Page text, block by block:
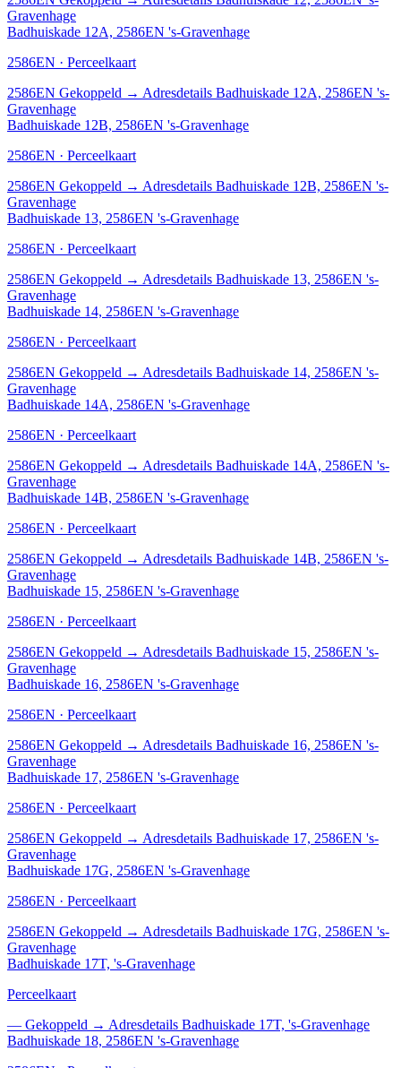
Gravenhage
Badhuiskade 12A, 2586EN 's-Gravenhage
2586EN · Perceelkaart
2586EN Gekoppeld → Adresdetails Badhuiskade 12A, 2586EN 's-
Gravenhage
Badhuiskade 12B, 2586EN 's-Gravenhage
2586EN · Perceelkaart
2586EN Gekoppeld → Adresdetails Badhuiskade 12B, 2586EN 's-
Gravenhage
Badhuiskade 13, 2586EN 's-Gravenhage
2586EN · Perceelkaart
2586EN Gekoppeld → Adresdetails Badhuiskade 13, 2586EN 's-
Gravenhage
Badhuiskade 14, 2586EN 's-Gravenhage
2586EN · Perceelkaart
2586EN Gekoppeld → Adresdetails Badhuiskade 14, 2586EN 's-
Gravenhage
Badhuiskade 14A, 2586EN 's-Gravenhage
2586EN · Perceelkaart
2586EN Gekoppeld → Adresdetails Badhuiskade 14A, 2586EN 's-
Gravenhage
Badhuiskade 14B, 2586EN 's-Gravenhage
2586EN · Perceelkaart
2586EN Gekoppeld → Adresdetails Badhuiskade 14B, 2586EN 's-
Gravenhage
Badhuiskade 15, 2586EN 's-Gravenhage
2586EN · Perceelkaart
2586EN Gekoppeld → Adresdetails Badhuiskade 15, 2586EN 's-
Gravenhage
Badhuiskade 16, 2586EN 's-Gravenhage
2586EN · Perceelkaart
2586EN Gekoppeld → Adresdetails Badhuiskade 16, 2586EN 's-
Gravenhage
Badhuiskade 17, 2586EN 's-Gravenhage
2586EN · Perceelkaart
2586EN Gekoppeld → Adresdetails Badhuiskade 17, 2586EN 's-
Gravenhage
Badhuiskade 17G, 2586EN 's-Gravenhage
2586EN · Perceelkaart
2586EN Gekoppeld → Adresdetails Badhuiskade 17G, 2586EN 's-
Gravenhage
Badhuiskade 17T, 's-Gravenhage
Perceelkaart
— Gekoppeld → Adresdetails Badhuiskade 17T, 's-Gravenhage
Badhuiskade 18, 2586EN 's-Gravenhage